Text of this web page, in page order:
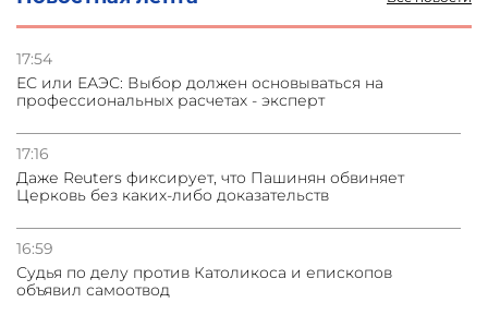
17:54
ЕС или ЕАЭС: Выбор должен основываться на
профессиональных расчетах - эксперт
17:16
Даже Reuters фиксирует, что Пашинян обвиняет
Церковь без каких-либо доказательств
16:59
Судья по делу против Католикоса и епископов
объявил самоотвод
03.08.2026
Стратегия безопасности ОДКБ допускает применение
03.08.2026
31.07.2026
погрануправления СНБ Армении в Тбилиси